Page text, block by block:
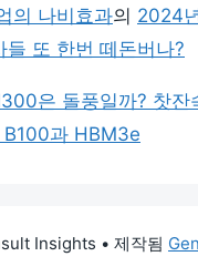
의 나비효과의 2024
들 또 한번 떼돈버나?
은 돌풍일까? 찻잔
B100과 HBM3e
Insights • 제작됨